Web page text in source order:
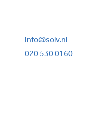
info@solv.nl
020 530 0160